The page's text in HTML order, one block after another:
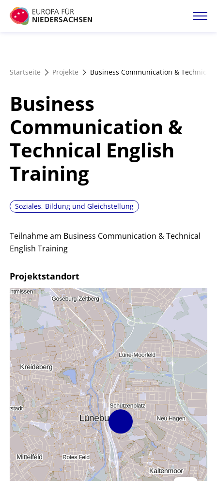
Direkt
zum
Förderangebote
Magazin
Startseite Projekte Business Communication & Technical
Business
Communication &
Technical English
Training
Soziales, Bildung und Gleichstellung
Teilnahme am Business Communication & Technical
English Training
Projektstandort